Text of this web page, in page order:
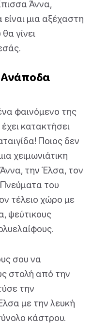
Άννα,
μια αξέχαστη
γίνει
φαινόμενο της
κατακτήσει
Ποιος δεν
χειμωνιάτικη
την Έλσα, τον
του
τέλειο χώρο με
ψεύτικους
σου να
στολή από την
την
με την λευκή
κάστρου.